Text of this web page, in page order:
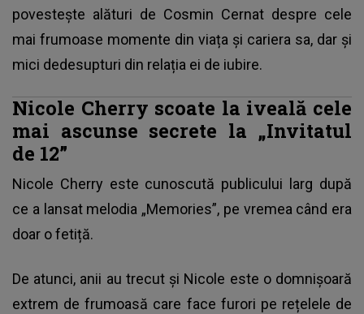
povestește alături de Cosmin Cernat despre cele
mai frumoase momente din viața și cariera sa, dar și
mici dedesupturi din relația ei de iubire.
Nicole Cherry scoate la iveală cele
mai ascunse secrete la „Invitatul
de 12”
Nicole Cherry este cunoscută publicului larg după
ce a lansat melodia „Memories”, pe vremea când era
doar o fetiță.
De atunci, anii au trecut și Nicole este o domnișoară
extrem de frumoasă care face furori pe rețelele de